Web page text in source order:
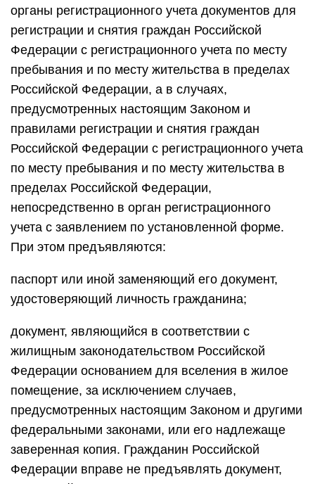
органы регистрационного учета документов для
регистрации и снятия граждан Российской
Федерации с регистрационного учета по месту
пребывания и по месту жительства в пределах
Российской Федерации, а в случаях,
предусмотренных настоящим Законом и
правилами регистрации и снятия граждан
Российской Федерации с регистрационного учета
по месту пребывания и по месту жительства в
пределах Российской Федерации,
непосредственно в орган регистрационного
учета с заявлением по установленной форме.
При этом предъявляются:
паспорт или иной заменяющий его документ,
удостоверяющий личность гражданина;
документ, являющийся в соответствии с
жилищным законодательством Российской
Федерации основанием для вселения в жилое
помещение, за исключением случаев,
предусмотренных настоящим Законом и другими
федеральными законами, или его надлежаще
заверенная копия. Гражданин Российской
Федерации вправе не предъявлять документ,